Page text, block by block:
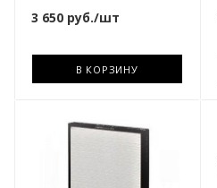
3 650 руб./шт
В КОРЗИНУ